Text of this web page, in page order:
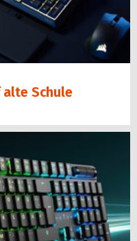
Schule